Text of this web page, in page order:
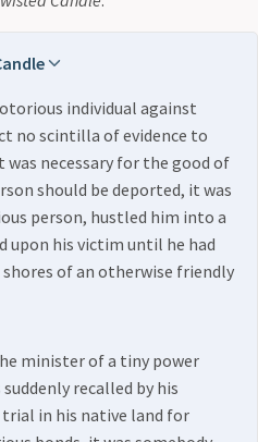
individual against
no scintilla of evidence to
necessary for the good of
should be deported, it was
person, hustled him into a
upon his victim until he had
of an otherwise friendly
minister of a tiny power
recalled by his
in his native land for